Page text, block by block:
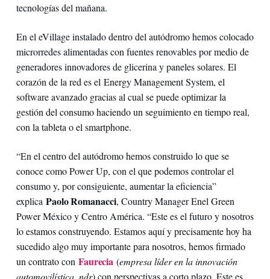
tecnologías del mañana.
En el eVillage instalado dentro del autódromo hemos colocado
microrredes alimentadas con fuentes renovables por medio de
generadores innovadores de glicerina y paneles solares. El
corazón de la red es el Energy Management System, el
software avanzado gracias al cual se puede optimizar la
gestión del consumo haciendo un seguimiento en tiempo real,
con la tableta o el smartphone.
“En el centro del autódromo hemos construido lo que se
conoce como Power Up, con el que podemos controlar el
consumo y, por consiguiente, aumentar la eficiencia”
explica Paolo Romanacci, Country Manager Enel Green
Power México y Centro América. “Este es el futuro y nosotros
lo estamos construyendo. Estamos aquí y precisamente hoy ha
sucedido algo muy importante para nosotros, hemos firmado
un contrato con Faurecia (empresa líder en la innovación
automovilística, ndr) con perspectivas a corto plazo. Este es